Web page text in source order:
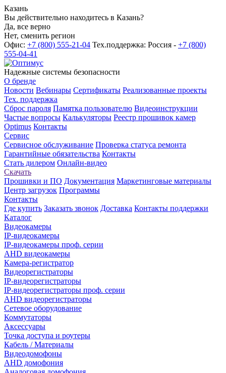
Казань
Вы действительно находитесь в Казань?
Да, все верно
Нет, сменить регион
Офис: +7 (800) 555-21-04 Тех.поддержка: Россия - +7 (800)
555-04-41
Надежные системы безопасности
О бренде
Новости Вебинары Сертификаты Реализованные проекты
Тех. поддержка
Сброс пароля Памятка пользователю Видеоинструкции
Частые вопросы Калькуляторы Реестр прошивок камер
Optimus Контакты
Сервис
Сервисное обслуживание Проверка статуса ремонта
Гарантийные обязательства Контакты
Стать дилером Онлайн-видео
Скачать
Прошивки и ПО Документация Маркетинговые материалы
Центр загрузок Программы
Контакты
Где купить Заказать звонок Доставка Контакты поддержки
Каталог
Видеокамеры
IP-видеокамеры
IP-видеокамеры проф. серии
AHD видеокамеры
Камера-регистратор
Видеорегистраторы
IP-видеорегистраторы
IP-видеорегистраторы проф. серии
AHD видеорегистраторы
Сетевое оборудование
Коммутаторы
Аксессуары
Точка доступа и роутеры
Кабель / Материалы
Видеодомофоны
AHD домофония